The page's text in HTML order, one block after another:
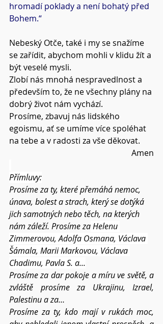
hromadí poklady a není bohatý před
Bohem.“
Nebeský Otče, také i my se snažíme
se zařídit, abychom mohli v klidu žít a
být veselé mysli.
Zlobí nás mnohá nespravedlnost a
především to, že ne všechny plány na
dobrý život nám vychází.
Prosíme, zbavuj nás lidského
egoismu, ať se umíme více spoléhat
na tebe a v radosti za vše děkovat.
Amen
Přímluvy:
Prosíme za ty, které přemáhá nemoc,
únava, bolest a strach, který se dotýká
jich samotných nebo těch, na kterých
nám záleží. Prosíme za Helenu
Zimmerovou, Adolfa Osmana, Václava
Šámala, Marii Markovou, Václava
Chadimu, Pavla S. a...
Prosíme za dar pokoje a míru ve světě, a
zvláště prosíme za Ukrajinu, Izrael,
Palestinu a za…
Prosíme za ty, kdo mají v rukách moc,